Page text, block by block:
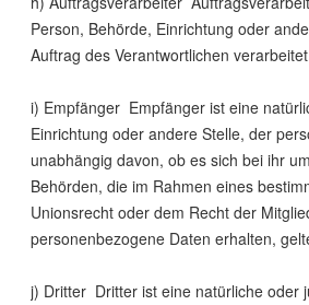
Person, Behörde, Einrichtung oder
Auftrag des Verantwortlichen
i) Empfänger Empfänger ist eine
Einrichtung oder andere Stelle, der
unabhängig davon, ob es sich bei ihr
Behörden, die im Rahmen eines
Unionsrecht oder dem Recht der
personenbezogene Daten erhalten,
j) Dritter Dritter ist eine natürliche oder